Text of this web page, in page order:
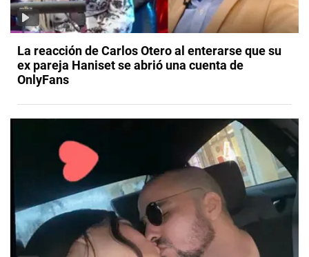
La reacción de Carlos Otero al enterarse que su
ex pareja Haniset se abrió una cuenta de
OnlyFans